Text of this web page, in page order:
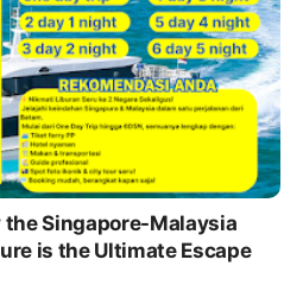
the Singapore-Malaysia
is the Ultimate Escape